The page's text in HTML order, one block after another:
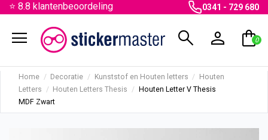
⭐ 8.8 klantenbeoordeling 0341 - 729 680
menu search person shopping_bag
0
Home Decoratie Kunststof en Houten letters
Houten
Letters
Houten Letters Thesis
Houten Letter V Thesis
MDF Zwart